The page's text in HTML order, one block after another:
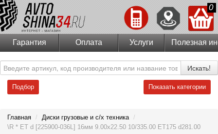
0
Гарантия Оплата Услуги Полезная
Искать!
Подбор Показать категории
Главная / Диски грузовые и с/х техника /
\R * ET d [225900-036L] 16мм 9.00x22.50 10/335.00 ET175 d281.00